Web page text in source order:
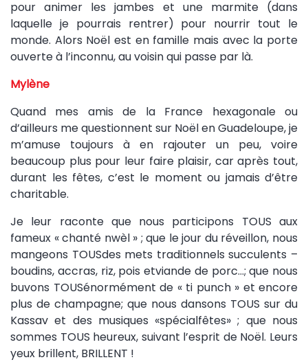
pour animer les jambes et une marmite (dans
laquelle je pourrais rentrer) pour nourrir tout le
monde. Alors Noël est en famille mais avec la porte
ouverte à l’inconnu, au voisin qui passe par là.
Mylène
Quand mes amis de la France hexagonale ou
d’ailleurs me questionnent sur Noël en Guadeloupe, je
m’amuse toujours à en rajouter un peu, voire
beaucoup plus pour leur faire plaisir, car après tout,
durant les fêtes, c’est le moment ou jamais d’être
charitable.
Je leur raconte que nous participons TOUS aux
fameux « chanté nwèl » ; que le jour du réveillon, nous
mangeons TOUSdes mets traditionnels succulents –
boudins, accras, riz, pois etviande de porc…; que nous
buvons TOUSénormément de « ti punch » et encore
plus de champagne; que nous dansons TOUS sur du
Kassav et des musiques «spécialfêtes» ; que nous
sommes TOUS heureux, suivant l’esprit de Noël. Leurs
yeux brillent, BRILLENT !